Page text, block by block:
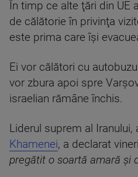
În timp ce alte ţări din UE
de călătorie în privinţa
este prima care îşi
Ei vor călători cu
vor zbura apoi spre
israelian rămâne închis.
Liderul suprem al Iranului,
Khamenei, a declarat
pregătit o soartă amară şi